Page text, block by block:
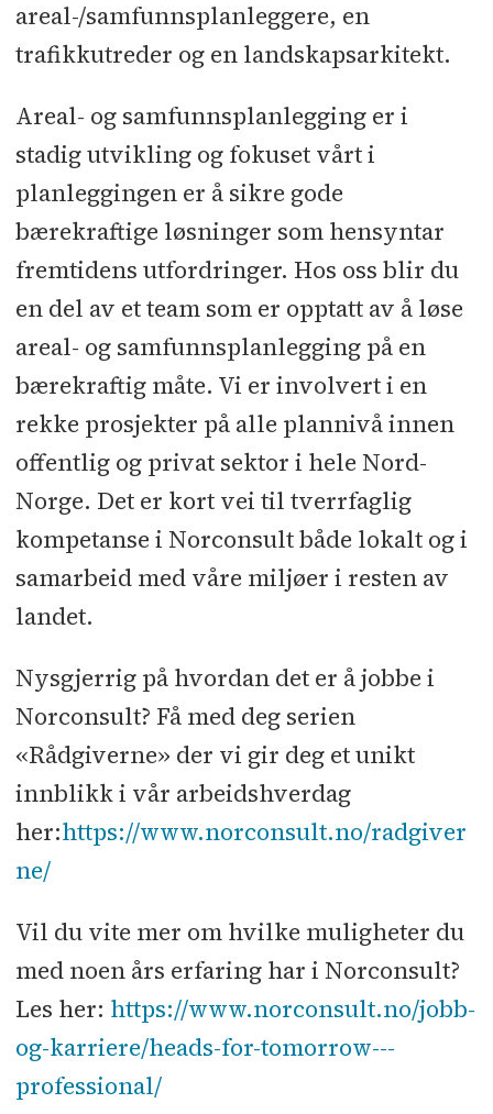
areal-/samfunnsplanleggere, en
trafikkutreder og en landskapsarkitekt.
Areal- og samfunnsplanlegging er i
stadig utvikling og fokuset vårt i
planleggingen er å sikre gode
bærekraftige løsninger som hensyntar
fremtidens utfordringer. Hos oss blir du
en del av et team som er opptatt av å løse
areal- og samfunnsplanlegging på en
bærekraftig måte. Vi er involvert i en
rekke prosjekter på alle plannivå innen
offentlig og privat sektor i hele Nord-
Norge. Det er kort vei til tverrfaglig
kompetanse i Norconsult både lokalt og i
samarbeid med våre miljøer i resten av
landet.
Nysgjerrig på hvordan det er å jobbe i
Norconsult? Få med deg serien
«Rådgiverne» der vi gir deg et unikt
innblikk i vår arbeidshverdag
her:https://www.norconsult.no/radgiver
ne/
Vil du vite mer om hvilke muligheter du
med noen års erfaring har i Norconsult?
Les her: https://www.norconsult.no/jobb-
og-karriere/heads-for-tomorrow---
professional/